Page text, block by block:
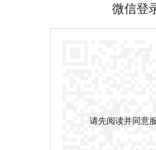
微信登
请先阅读并同意